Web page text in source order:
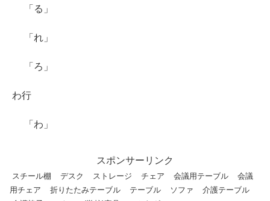
「る」
「れ」
「ろ」
わ行
「わ」
スポンサーリンク
スチール棚 デスク ストレージ チェア 会議用テーブル
会議
用チェア
折りたたみテーブル テーブル ソファ
介護テーブル